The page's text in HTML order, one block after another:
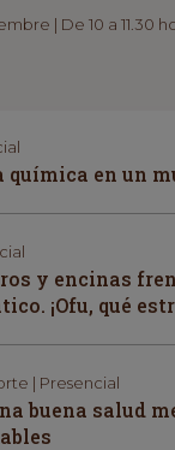
| De 10 a 11.30
química en un
y encinas
¡Ofu, qué
| Presencial
buena salud